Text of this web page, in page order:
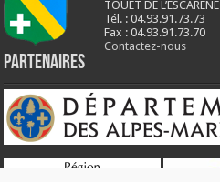
TOUET DE L’ESCARENE
Tél. : 04.93.91.73.73
Fax : 04.93.91.73.70
Contactez-nous
Partenaires